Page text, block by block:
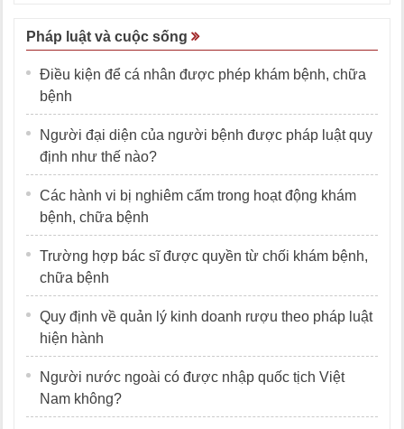
Pháp luật và cuộc sống
Điều kiện để cá nhân được phép khám bệnh, chữa
bệnh
Người đại diện của người bệnh được pháp luật quy
định như thế nào?
Các hành vi bị nghiêm cấm trong hoạt động khám
bệnh, chữa bệnh
Trường hợp bác sĩ được quyền từ chối khám bệnh,
chữa bệnh
Quy định về quản lý kinh doanh rượu theo pháp luật
hiện hành
Người nước ngoài có được nhập quốc tịch Việt
Nam không?